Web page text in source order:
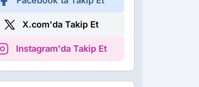
X.com'da Takip Et
Instagram'da Takip Et